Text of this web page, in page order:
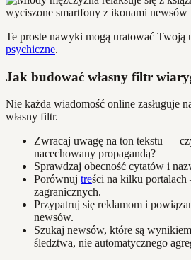
Te proste nawyki mogą uratować Twoją
psychiczne.
Jak budować własny filtr
Nie każda wiadomość online zasługuje
własny filtr.
Zwracaj uwagę na ton tekstu —
nacechowany propagandą?
Sprawdzaj obecność cytatów i
Porównuj treści na kilku
zagranicznych.
Przypatruj się reklamom i
newsów.
Szukaj newsów, które są
śledztwa, nie automatycznego